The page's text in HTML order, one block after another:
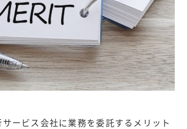
ービス会社に業務を委託するメリット